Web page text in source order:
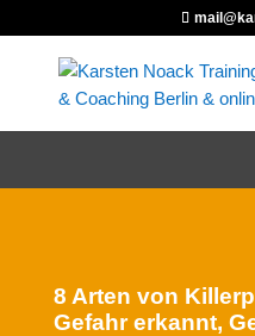
8 Arten von
Gefahr erkannt,